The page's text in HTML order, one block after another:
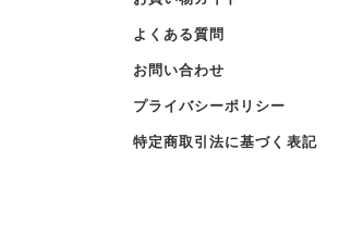
よくある質問
お問い合わせ
プライバシーポリシー
特定商取引法に基づく表記